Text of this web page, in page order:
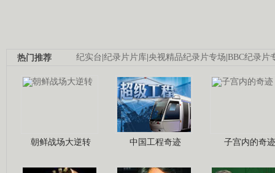
纪实台 纪录片片库 央视精品纪录片专场 BBC纪录片
热门推荐
朝鲜战场大逆转 中国工程奇迹 子宫内的奇迹